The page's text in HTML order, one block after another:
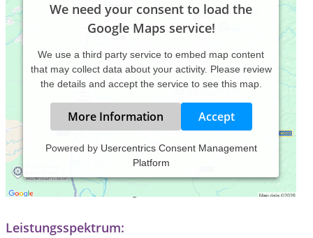
We need your consent to load the
Google Maps service!
We use a third party service to embed map content
that may collect data about your activity. Please review
the details and accept the service to see this map.
More Information Accept
Powered by Usercentrics Consent Management
Platform
Praxiszeiten:
Termine nach Vereinbarung
Leistungsspektrum: